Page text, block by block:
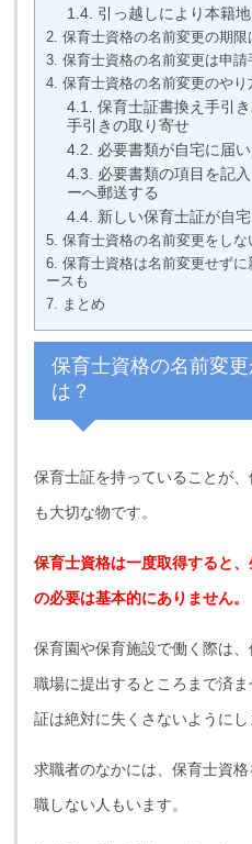
1.4. 引っ越しにより本籍
2. 保育士資格の名前変更の期限
3. 保育士資格の名前変更は申請
4. 保育士資格の名前変更のやり
4.1. 保育士証書換え手引
手引きの取り寄せ
4.2. 必要書類が自宅に届
4.3. 必要書類の項目を記
ーへ郵送する
4.4. 新しい保育士証が自宅
5. 保育士資格の名前変更をしな
6. 保育士資格は名前変更せず
ースも
7. まとめ
保育士資格の名前変
は？
保育士証を持っていることが
も大切な物です。
保育士資格は一度取得すると
の必要は基本的にありません。
保育園や保育施設で働く際は
職場に提出するところまで済
証は絶対に失くさないようにし
求職者のなかには、保育士資
職しない人もいます。